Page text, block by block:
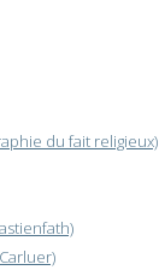
du fait religieux)